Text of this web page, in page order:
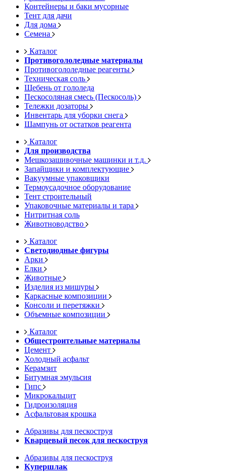
Контейнеры и баки мусорные
Тент для дачи
Для дома
Семена
Каталог
Противогололедные материалы
Противогололедные реагенты
Техническая соль
Щебень от гололеда
Пескосоляная смесь (Пескосоль)
Тележки дозаторы
Инвентарь для уборки снега
Шампунь от остатков реагента
Каталог
Для производства
Мешкозашивочные машинки и т.д.
Запайщики и комплектующие
Вакуумные упаковщики
Термоусадочное оборудование
Тент строительный
Упаковочные материалы и тара
Нитритная соль
Животноводство
Каталог
Светодиодные фигуры
Арки
Елки
Животные
Изделия из мишуры
Каркасные композиции
Консоли и перетяжки
Объемные композиции
Каталог
Общестроительные материалы
Цемент
Холодный асфальт
Керамзит
Битумная эмульсия
Гипс
Микрокальцит
Гидроизоляция
Асфальтовая крошка
Абразивы для пескоструя
Кварцевый песок для пескоструя
Абразивы для пескоструя
Купершлак